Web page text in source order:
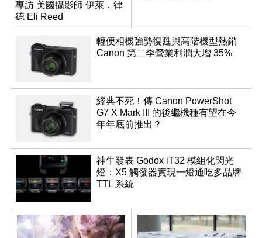
專訪 美國攝影師 伊萊．律
德 Eli Reed
輕便相機強勢復甦與高階機型熱銷
Canon 第二季營業利潤大增 35%
經典不死！傳 Canon PowerShot
G7 X Mark III 的後繼機種有望在今
年年底前推出？
神牛發表 Godox iT32 模組化閃光
燈：X5 觸發器實現一燈通吃多品牌
TTL 系統